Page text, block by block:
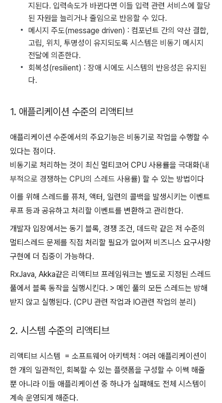
지된다. 입력속도가 바뀐다면 이들 입력 관련 서비스에 할당
된 자원을 늘리거나 줄임으로 반응할 수 있다.
메시지 주도(message driven) : 컴포넌트 간의 약산 결합,
고립, 위치, 투명성이 유지되도록 시스템은 비동기 메시지
전달에 의존한다.
회복성(resilient) : 장애 시에도 시스템의 반응성은 유지된
다.
1. 애플리케이션 수준의 리액티브
애플리케이션 수준에서의 주요기능은 비동기로 작업을 수행할 수
있다는 점이다.
비동기로 처리하는 것이 최신 멀티코어 CPU 사용률을 극대화(내
부적으로 경쟁하는 CPU의 스레드 사용률) 할 수 있는 방법이다
이를 위해 스레드를 퓨처, 액터, 일련의 콜백을 발생시키는 이벤트
루프 등과 공유하고 처리할 이벤트를 변환하고 관리한다.
개발자 입장에서는 동기 블록, 경쟁 조건, 데드락 같은 저 수준의
멀티스레드 문제를 직접 처리할 필요가 없어져 비즈니스 요구사항
구현에 더 집중이 가능하다.
RxJava, Akka같은 리액티브 프레임워크는 별도로 지정된 스레드
풀에서 블록 동작을 실행시킨다. > 메인 풀의 모든 스레드는 방해
받지 않고 실행된다. (CPU 관련 작업과 IO관련 작업의 분리)
2. 시스템 수준의 리액티브
리액티브 시스템 = 소프트웨어 아키텍처 : 여러 애플리케이션이
한 개의 일관적인, 회복할 수 있는 플랫폼을 구성할 수 이쎅 해줄
뿐 아니라 이들 애플리케이션 중 하나가 실패해도 전체 시스템이
계속 운영되게 해준다.